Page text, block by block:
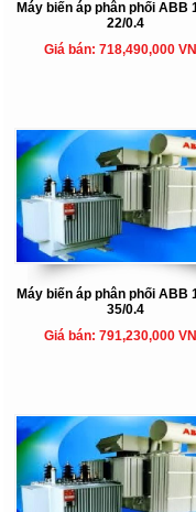
Máy biến áp phân phối ABB
22/0.4
Giá bán: 718,490,000
Máy biến áp phân phối ABB
35/0.4
Giá bán: 791,230,000